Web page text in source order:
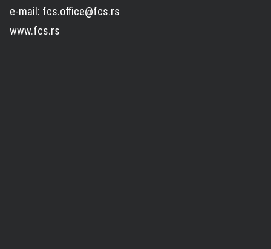
e-mail: fcs.office@fcs.rs
www.fcs.rs